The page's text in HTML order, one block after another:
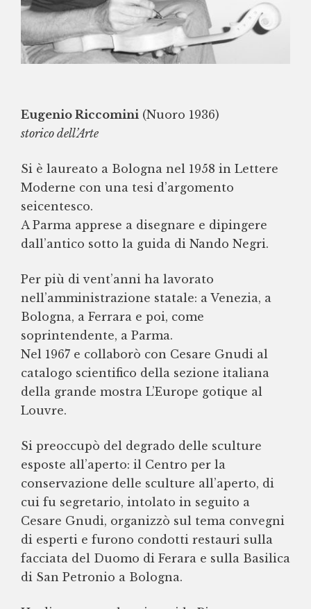
Eugenio Riccomini (Nuoro 1936)
storico dell’Arte
Si è laureato a Bologna nel 1958 in Lettere
Moderne con una tesi d’argomento
seicentesco.
A Parma apprese a disegnare e dipingere
dall’antico sotto la guida di Nando Negri.
Per più di vent’anni ha lavorato
nell’amministrazione statale: a Venezia, a
Bologna, a Ferrara e poi, come
soprintendente, a Parma.
Nel 1967 e collaborò con Cesare Gnudi al
catalogo scientifico della sezione italiana
della grande mostra L’Europe gotique al
Louvre.
Si preoccupò del degrado delle sculture
esposte all’aperto: il Centro per la
conservazione delle sculture all’aperto, di
cui fu segretario, intolato in seguito a
Cesare Gnudi, organizzò sul tema convegni
di esperti e furono condotti restauri sulla
facciata del Duomo di Ferara e sulla Basilica
di San Petronio a Bologna.